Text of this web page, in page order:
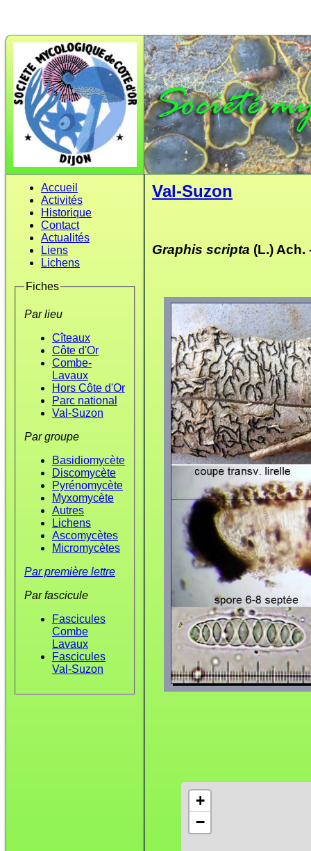
Accueil
Activités
Historique
Contact
Actualités
Liens
Lichens
Fiches
Par lieu
Cîteaux
Côte d'Or
Combe-
Lavaux
Hors Côte d'Or
Parc national
Val-Suzon
Par groupe
Basidiomycète
Discomycète
Pyrénomycète
Myxomycète
Autres
Lichens
Ascomycètes
Micromycètes
Par première lettre
Par fascicule
Fascicules
Combe
Lavaux
Fascicules
Val-Suzon
Val-Suzon
Graphis scripta (L.) Ach.
+
−